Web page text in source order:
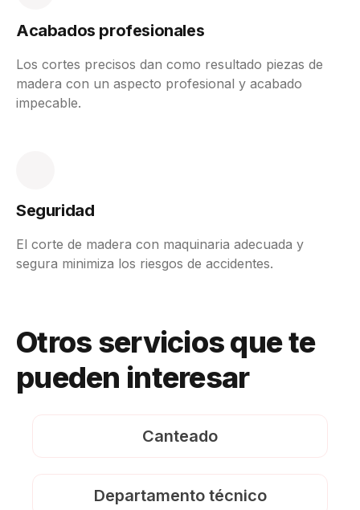
Acabados profesionales
Los cortes precisos dan como resultado piezas de
madera con un aspecto profesional y acabado
impecable.
Seguridad
El corte de madera con maquinaria adecuada y
segura minimiza los riesgos de accidentes.
Otros servicios que te
pueden interesar
Canteado
Departamento técnico